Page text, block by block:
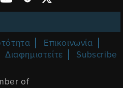
Επικοινωνία
Διαφημιστείτε Subscribe
of